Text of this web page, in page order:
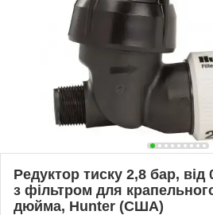
Редуктор тиску 2,8 бар, від
з фільтром для
дюйма, Hunter (США)